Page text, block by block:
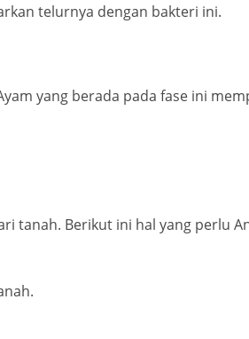
telurnya dengan bakteri ini.
yang berada pada fase ini
tanah. Berikut ini hal yang perlu